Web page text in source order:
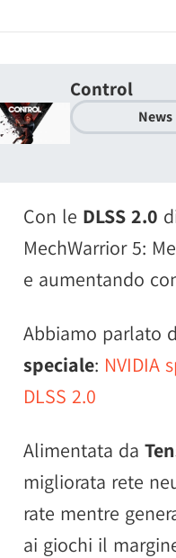
Control
News
Con le DLSS 2.0
MechWarrior 5:
e aumentando
Abbiamo parlato
speciale: NVIDIA
DLSS 2.0
Alimentata da
migliorata rete
rate mentre
ai giochi il